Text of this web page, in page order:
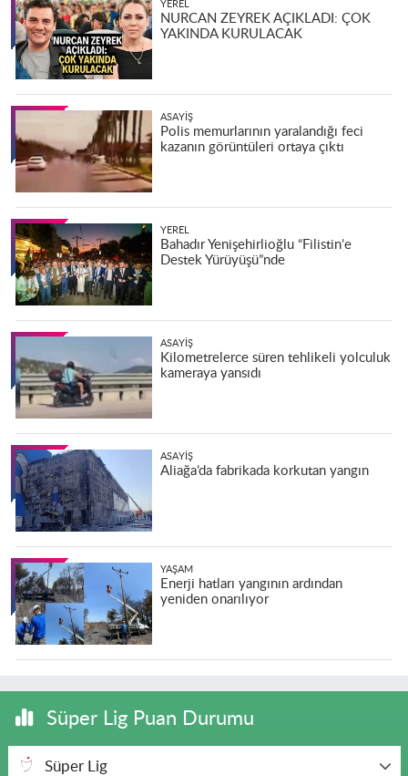
YEREL
NURCAN ZEYREK AÇIKLADI: ÇOK
YAKINDA KURULACAK
ASAYIŞ
Polis memurlarının yaralandığı feci
kazanın görüntüleri ortaya çıktı
YEREL
Bahadır Yenişehirlioğlu “Filistin’e
Destek Yürüyüşü”nde
ASAYIŞ
Kilometrelerce süren tehlikeli yolculuk
kameraya yansıdı
ASAYIŞ
Aliağa’da fabrikada korkutan yangın
YAŞAM
Enerji hatları yangının ardından
yeniden onarılıyor
Süper Lig Puan Durumu
Süper Lig